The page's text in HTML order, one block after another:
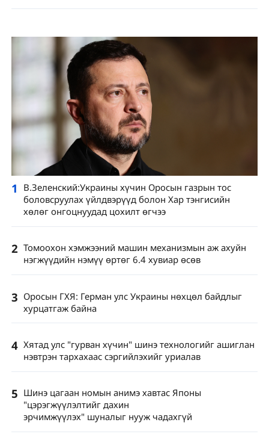
1
В.Зеленский:Украины хүчин Оросын газрын тос
боловсруулах үйлдвэрүүд болон Хар тэнгисийн
хөлөг онгоцнуудад цохилт өгчээ
2 Томоохон хэмжээний машин механизмын аж ахуйн
нэгжүүдийн нэмүү өртөг 6.4 хувиар өсөв
3 Оросын ГХЯ: Герман улс Украины нөхцөл байдлыг
хурцатгаж байна
4 Хятад улс "гурван хүчин" шинэ технологийг ашиглан
нэвтрэн тархахаас сэргийлэхийг уриалав
5 Шинэ цагаан номын анимэ хавтас Японы
"цэрэгжүүлэлтийг дахин
эрчимжүүлэх" шуналыг нууж чадахгүй